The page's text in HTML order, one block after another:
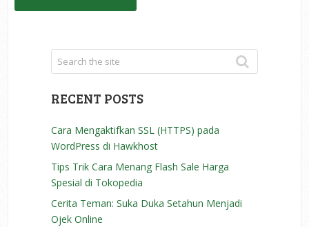
RECENT POSTS
Cara Mengaktifkan SSL (HTTPS) pada
WordPress di Hawkhost
Tips Trik Cara Menang Flash Sale Harga
Spesial di Tokopedia
Cerita Teman: Suka Duka Setahun Menjadi
Ojek Online